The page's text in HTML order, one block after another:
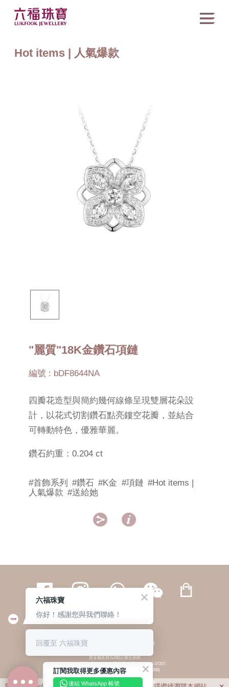
Hot items | 人氣爆款
"麗質"18K金鑽石項鏈
編號 : bDF8644NA
四瓣花造型與簡約幾何線條呈現雙層花朵設
計，以花式切割鑽石點亮鏤空花瓣，並結合
可轉動特色，優雅華麗。
鑽石約重：0.204 ct
#首飾系列 #鑽石 #K金 #項鏈 #Hot items |
人氣爆款 #送給她
 
繁體 | 簡体
© 六福集團 版權所有 不得轉載 私隱政策
貴金屬及寶石A類註冊交易商
(六福企業禮品(國際)有限公司-註冊號碼:A-B-24-05-07207;
六福電子商貿有限公司-註冊號碼:A-B-24-05-07206)
貴金屬及寶石B類註冊交易商
(六福集團有限公司-註冊號碼:B-B-24-05-07258;
訂閱我取得更多優惠內容
連結 WhatsApp 帳號
六福珠寶
你好！感謝您與我們聯絡！
回覆至 六福珠寶